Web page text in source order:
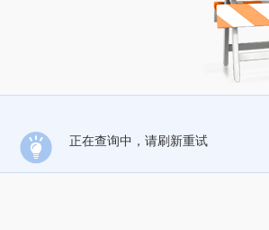
正在查询中，请刷新重试